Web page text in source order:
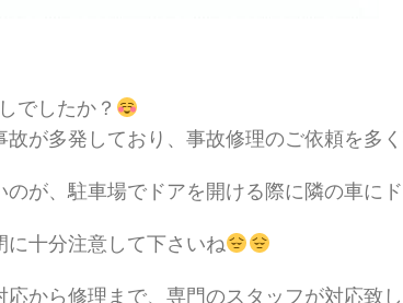
でしたか？
が多発しており、事故修理のご依頼を多く
が、駐車場でドアを開ける際に隣の車に
に十分注意して下さいね
から修理まで、専門のスタッフが対応致